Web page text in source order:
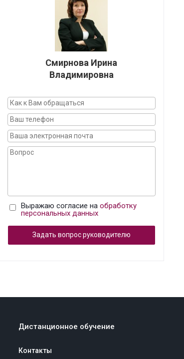
Смирнова Ирина
Владимировна
Выражаю согласие на обработку
персональных данных
Задать вопрос руководителю
Дистанционное обучение
Контакты